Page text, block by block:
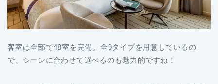
客室は全部で48室を完備。全9タイプを用意しているの
で、シーンに合わせて選べるのも魅力的ですね！